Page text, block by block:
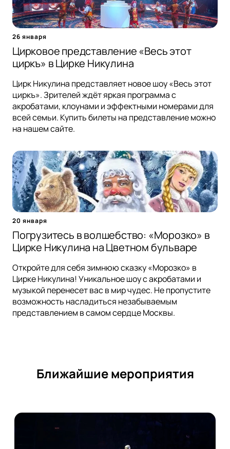
26 января
Цирковое представление «Весь этот
циркъ» в Цирке Никулина
Цирк Никулина представляет новое шоу «Весь этот
циркъ». Зрителей ждёт яркая программа с
акробатами, клоунами и эффектными номерами для
всей семьи. Купить билеты на представление можно
на нашем сайте.
20 января
Погрузитесь в волшебство: «Морозко» в
Цирке Никулина на Цветном бульваре
Откройте для себя зимнюю сказку «Морозко» в
Цирке Никулина! Уникальное шоу с акробатами и
музыкой перенесет вас в мир чудес. Не пропустите
возможность насладиться незабываемым
представлением в самом сердце Москвы.
Ближайшие мероприятия